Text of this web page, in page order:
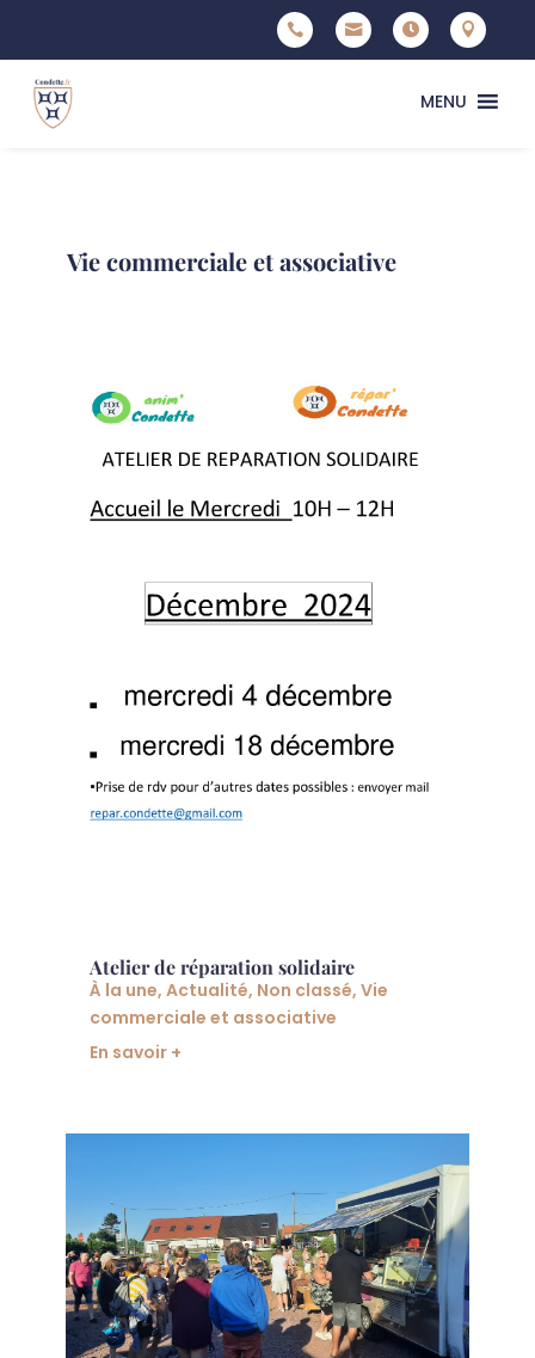




MENU
Vie commerciale et associative
Atelier de réparation solidaire
À la une, Actualité, Non classé, Vie
commerciale et associative
En savoir +